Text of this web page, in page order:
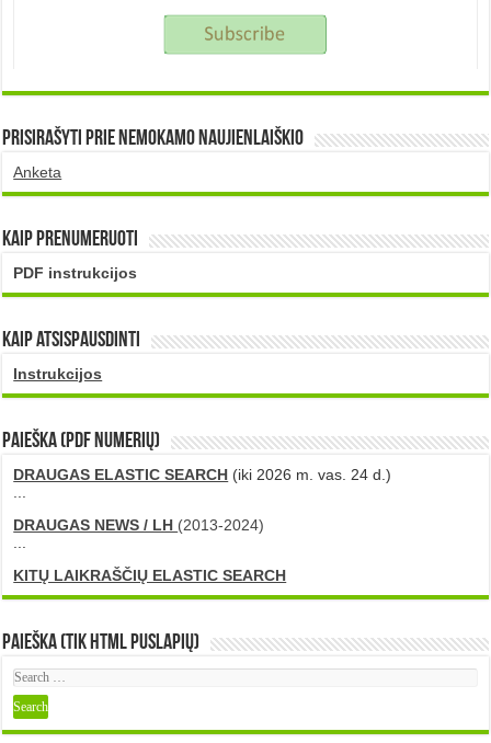
Prisirašyti prie nemokamo naujienlaiškio
Anketa
Kaip prenumeruoti
PDF instrukcijos
Kaip atsispausdinti
Instrukcijos
PAIEŠKA (PDF numerių)
DRAUGAS ELASTIC SEARCH (iki 2026 m. vas. 24 d.)
DRAUGAS NEWS / LH (2013-2024)
KITŲ LAIKRAŠČIŲ ELASTIC SEARCH
Paieška (tik HTML puslapių)